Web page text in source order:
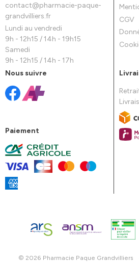
contact@pharmacie-paque-
grandvilliers.fr
Lundi au vendredi
9h - 12h15 / 14h - 19h15
Samedi
9h - 12h15 / 14h - 17h
CGV
Nous suivre
Paiement
© 2026 Pharmacie Paque Grandvilliers